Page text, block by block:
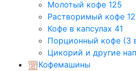
Молотый кофе 125
Растворимый кофе
Кофе в капсулах 41
Порционный кофе (3
Цикорий и другие
Кофемашины